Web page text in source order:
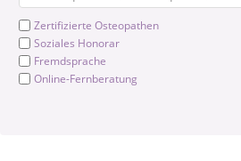
Zertifizierte Osteopathen
Soziales Honorar
Fremdsprache
Online-Fernberatung